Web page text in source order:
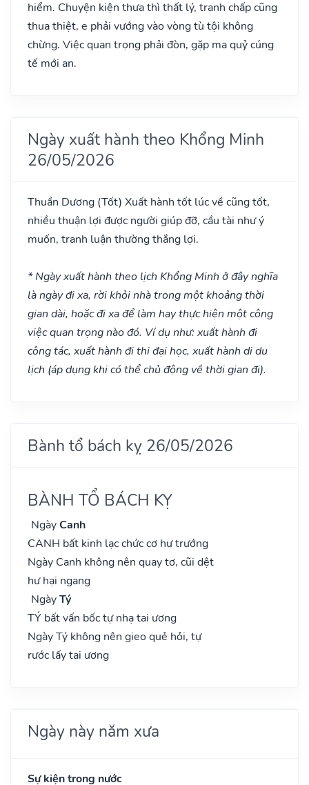
hiểm. Chuyện kiện thưa thì thất lý, tranh chấp cũng
thua thiệt, e phải vướng vào vòng tù tội không
chừng. Việc quan trọng phải đòn, gặp ma quỷ cúng
tế mới an.
Ngày xuất hành theo Khổng Minh
26/05/2026
Thuần Dương (Tốt) Xuất hành tốt lúc về cũng tốt,
nhiều thuận lợi được người giúp đỡ, cầu tài như ý
muốn, tranh luận thường thắng lợi.
* Ngày xuất hành theo lịch Khổng Minh ở đây nghĩa
là ngày đi xa, rời khỏi nhà trong một khoảng thời
gian dài, hoặc đi xa để làm hay thực hiện một công
việc quan trọng nào đó. Ví dụ như: xuất hành đi
công tác, xuất hành đi thi đại học, xuất hành di du
lịch (áp dụng khi có thể chủ động về thời gian đi).
Bành tổ bách kỵ 26/05/2026
BÀNH TỔ BÁCH KỴ
NgàyCanh
CANH bất kinh lạc chức cơ hư trướng
Ngày Canh không nên quay tơ, cũi dệt
hư hại ngang
NgàyTý
TÝ bất vấn bốc tự nhạ tai ương
Ngày Tý không nên gieo quẻ hỏi, tự
rước lấy tai ương
Ngày này năm xưa
Sự kiện trong nước